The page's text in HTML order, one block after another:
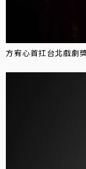
方宥心首扛台北戲劇